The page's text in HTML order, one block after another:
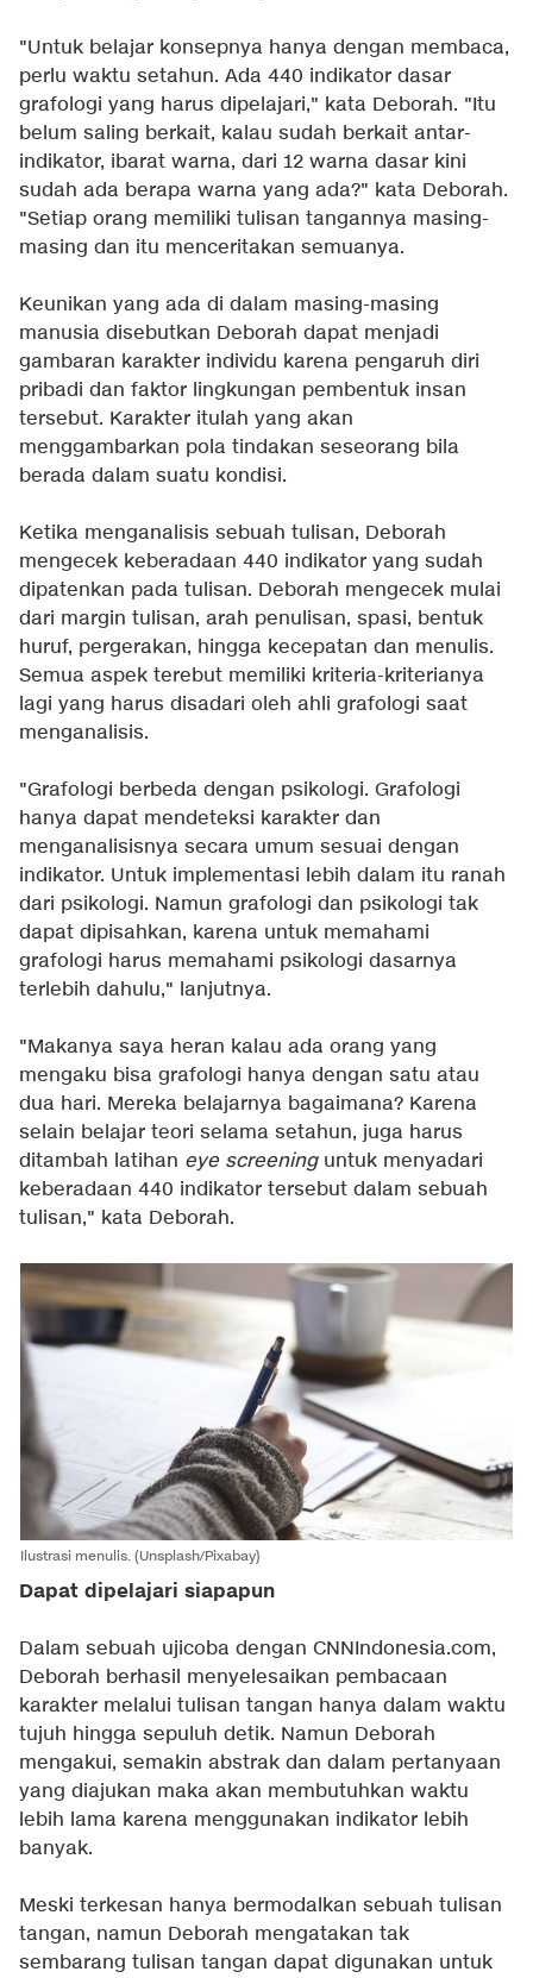
"Untuk belajar konsepnya hanya dengan membaca,
perlu waktu setahun. Ada 440 indikator dasar
grafologi yang harus dipelajari," kata Deborah. "Itu
belum saling berkait, kalau sudah berkait antar-
indikator, ibarat warna, dari 12 warna dasar kini
sudah ada berapa warna yang ada?" kata Deborah.
"Setiap orang memiliki tulisan tangannya masing-
masing dan itu menceritakan semuanya.
Keunikan yang ada di dalam masing-masing
manusia disebutkan Deborah dapat menjadi
gambaran karakter individu karena pengaruh diri
pribadi dan faktor lingkungan pembentuk insan
tersebut. Karakter itulah yang akan
menggambarkan pola tindakan seseorang bila
berada dalam suatu kondisi.
Ketika menganalisis sebuah tulisan, Deborah
mengecek keberadaan 440 indikator yang sudah
dipatenkan pada tulisan. Deborah mengecek mulai
dari margin tulisan, arah penulisan, spasi, bentuk
huruf, pergerakan, hingga kecepatan dan menulis.
Semua aspek terebut memiliki kriteria-kriterianya
lagi yang harus disadari oleh ahli grafologi saat
menganalisis.
"Grafologi berbeda dengan psikologi. Grafologi
hanya dapat mendeteksi karakter dan
menganalisisnya secara umum sesuai dengan
indikator. Untuk implementasi lebih dalam itu ranah
dari psikologi. Namun grafologi dan psikologi tak
dapat dipisahkan, karena untuk memahami
grafologi harus memahami psikologi dasarnya
terlebih dahulu," lanjutnya.
"Makanya saya heran kalau ada orang yang
mengaku bisa grafologi hanya dengan satu atau
dua hari. Mereka belajarnya bagaimana? Karena
selain belajar teori selama setahun, juga harus
ditambah latihan eye screeninguntuk menyadari
keberadaan 440 indikator tersebut dalam sebuah
tulisan," kata Deborah.
Ilustrasi menulis. (Unsplash/Pixabay)
Dapat dipelajari siapapun
Dalam sebuah ujicoba dengan CNNIndonesia.com,
Deborah berhasil menyelesaikan pembacaan
karakter melalui tulisan tangan hanya dalam waktu
tujuh hingga sepuluh detik. Namun Deborah
mengakui, semakin abstrak dan dalam pertanyaan
yang diajukan maka akan membutuhkan waktu
lebih lama karena menggunakan indikator lebih
banyak.
Meski terkesan hanya bermodalkan sebuah tulisan
tangan, namun Deborah mengatakan tak
sembarang tulisan tangan dapat digunakan untuk